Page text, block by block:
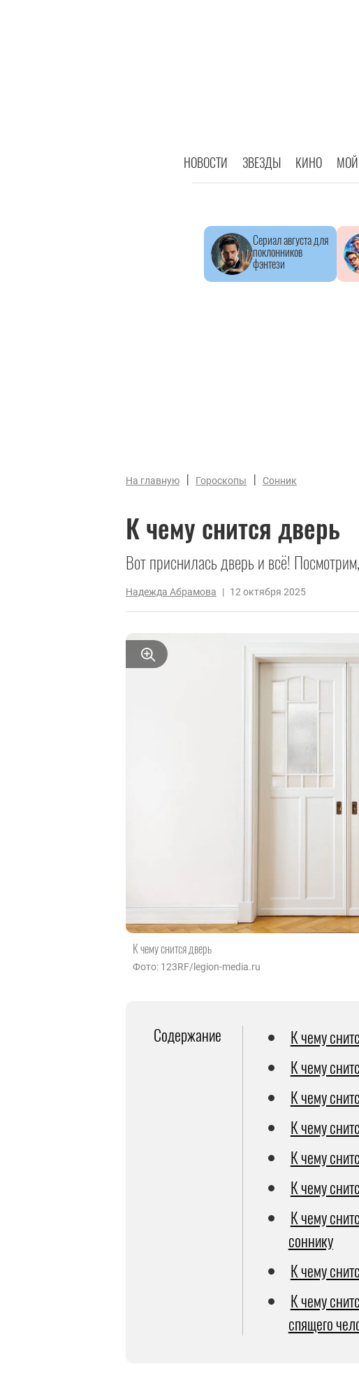
НОВОСТИ ЗВЕЗДЫ КИНО
Сериал августа для
поклонников
фэнтези
На главную | Гороскопы | Сонник
К чему снится дверь
Вот приснилась дверь и всё!
Надежда Абрамова | 12 октября 2025
К чему снится дверь
Фото: 123RF/legion-media.ru
Содержание
К чему
К чему
К чему
К чему
К чему
К чему
К чему
соннику
К чему
К чему
спящего